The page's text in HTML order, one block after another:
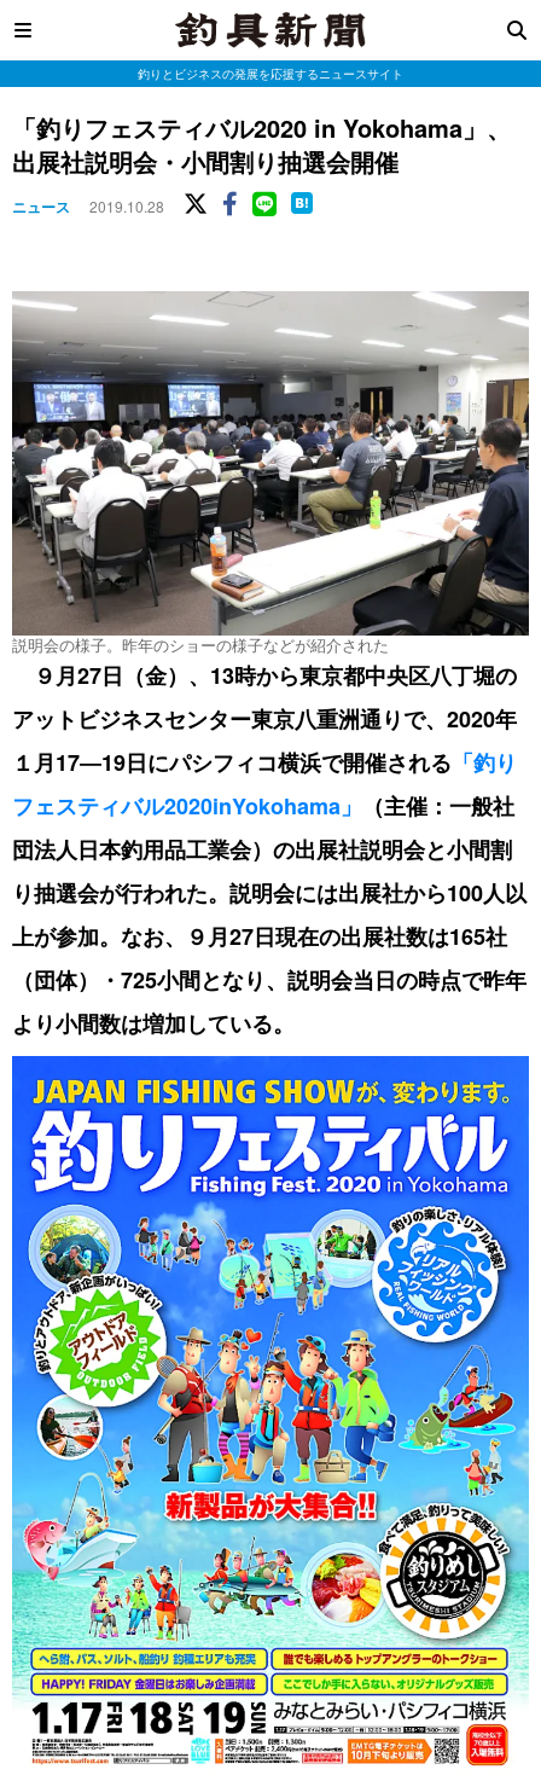
釣りとビジネスの発展を応援するニュースサイト
「釣りフェスティバル2020 in Yokohama」、
出展社説明会・小間割り抽選会開催
ニュース 2019.10.28
説明会の様子。昨年のショーの様子などが紹介された
９月27日（金）、13時から東京都中央区八丁堀の
アットビジネスセンター東京八重洲通りで、2020年
１月17―19日にパシフィコ横浜で開催される 「釣り
フェスティバル2020inYokohama」
（主催：一般社
団法人日本釣用品工業会）の出展社説明会と小間割
り抽選会が行われた。説明会には出展社から100人以
上が参加。なお、９月27日現在の出展社数は165社
（団体）・725小間となり、説明会当日の時点で昨年
より小間数は増加している。